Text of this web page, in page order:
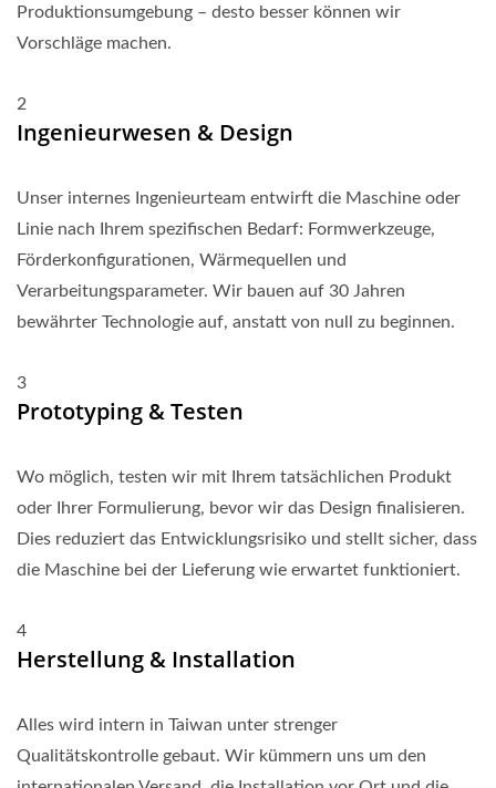
Produktionsumgebung – desto besser können wir
Vorschläge machen.
2
Ingenieurwesen & Design
Unser internes Ingenieurteam entwirft die Maschine oder
Linie nach Ihrem spezifischen Bedarf: Formwerkzeuge,
Förderkonfigurationen, Wärmequellen und
Verarbeitungsparameter. Wir bauen auf 30 Jahren
bewährter Technologie auf, anstatt von null zu beginnen.
3
Prototyping & Testen
Wo möglich, testen wir mit Ihrem tatsächlichen Produkt
oder Ihrer Formulierung, bevor wir das Design finalisieren.
Dies reduziert das Entwicklungsrisiko und stellt sicher, dass
die Maschine bei der Lieferung wie erwartet funktioniert.
4
Herstellung & Installation
Alles wird intern in Taiwan unter strenger
Qualitätskontrolle gebaut. Wir kümmern uns um den